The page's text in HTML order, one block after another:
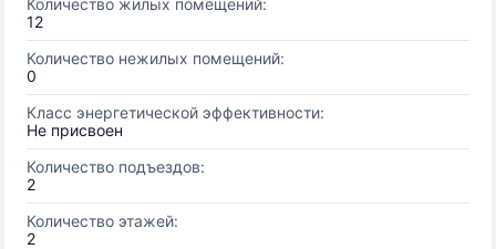
Количество жилых помещений:
12
Количество нежилых помещений:
0
Класс энергетической эффективности:
Не присвоен
Количество подъездов:
2
Количество этажей:
2